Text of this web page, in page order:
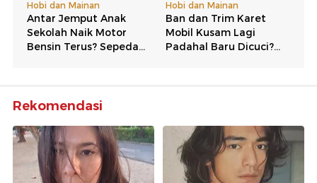
Rekomendasi